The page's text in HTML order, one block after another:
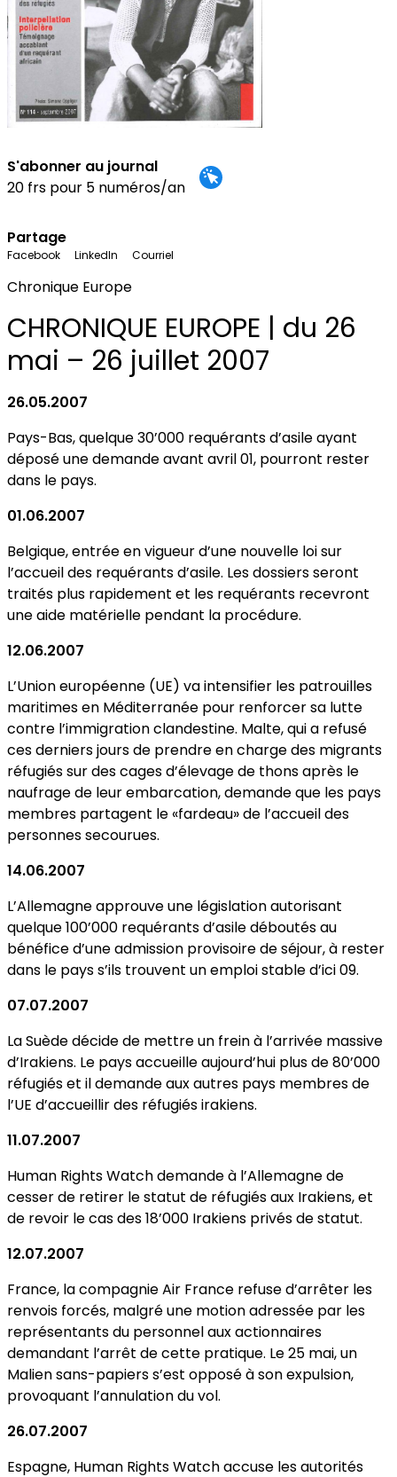
S'abonner au journal
20 frs pour 5 numéros/an
Partage
Facebook LinkedIn Courriel
Chronique Europe
CHRONIQUE EUROPE | du 26
mai – 26 juillet 2007
26.05.2007
Pays-Bas, quelque 30’000 requérants d’asile ayant
déposé une demande avant avril 01, pourront rester
dans le pays.
01.06.2007
Belgique, entrée en vigueur d’une nouvelle loi sur
l’accueil des requérants d’asile. Les dossiers seront
traités plus rapidement et les requérants recevront
une aide matérielle pendant la procédure.
12.06.2007
L’Union européenne (UE) va intensifier les patrouilles
maritimes en Méditerranée pour renforcer sa lutte
contre l’immigration clandestine. Malte, qui a refusé
ces derniers jours de prendre en charge des migrants
réfugiés sur des cages d’élevage de thons après le
naufrage de leur embarcation, demande que les pays
membres partagent le «fardeau» de l’accueil des
personnes secourues.
14.06.2007
L’Allemagne approuve une législation autorisant
quelque 100’000 requérants d’asile déboutés au
bénéfice d’une admission provisoire de séjour, à rester
dans le pays s’ils trouvent un emploi stable d’ici 09.
07.07.2007
La Suède décide de mettre un frein à l’arrivée massive
d’Irakiens. Le pays accueille aujourd’hui plus de 80’000
réfugiés et il demande aux autres pays membres de
l’UE d’accueillir des réfugiés irakiens.
11.07.2007
Human Rights Watch demande à l’Allemagne de
cesser de retirer le statut de réfugiés aux Irakiens, et
de revoir le cas des 18’000 Irakiens privés de statut.
12.07.2007
France, la compagnie Air France refuse d’arrêter les
renvois forcés, malgré une motion adressée par les
représentants du personnel aux actionnaires
demandant l’arrêt de cette pratique. Le 25 mai, un
Malien sans-papiers s’est opposé à son expulsion,
provoquant l’annulation du vol.
26.07.2007
Espagne, Human Rights Watch accuse les autorités